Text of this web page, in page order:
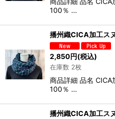
100％ …
播州織CICA加工ス
2,850円(税込)
在庫数 2枚
商品詳細 品名 CICA
100％ …
播州織CICA加工ス